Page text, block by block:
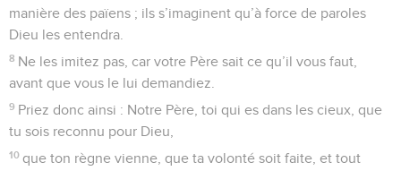
manière des païens ; ils s’imaginent qu’à force de paroles
Dieu les entendra.
8 Ne les imitez pas, car votre Père sait ce qu’il vous faut,
avant que vous le lui demandiez.
9 Priez donc ainsi : Notre Père, toi qui es dans les cieux, que
tu sois reconnu pour Dieu,
10 que ton règne vienne, que ta volonté soit faite, et tout